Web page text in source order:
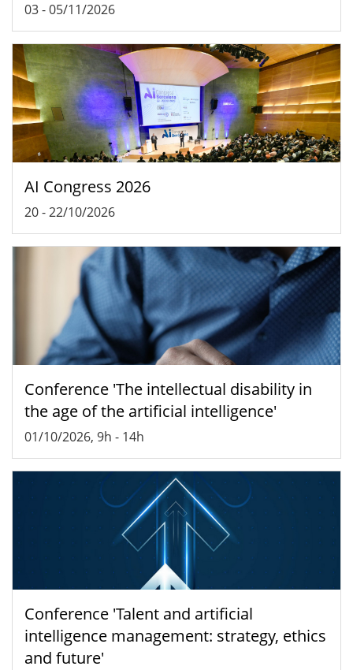
03-05/11/2026
AI Congress 2026
20-22/10/2026
Conference 'The intellectual disability in
the age of the artificial intelligence'
01/10/2026, 9h - 14h
Conference 'Talent and artificial
intelligence management: strategy, ethics
and future'